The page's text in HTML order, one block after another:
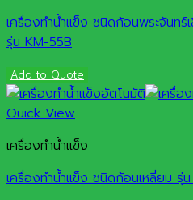
เครื่องทำน้ำแข็ง ชนิดก้อนพระจันทร์
รุ่น KM-55B
Add to Quote
Quick View
เครื่องทำน้ำแข็ง
เครื่องทำน้ำแข็ง ชนิดก้อนเหลี่ยม รุ่